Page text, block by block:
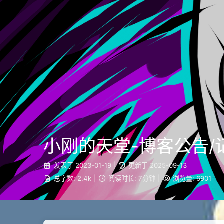
小刚的天堂-博客公告/
发表于 2023-01-19 | 更新于 2025-09-13
总字数: 2.4k 阅读时长: 7分钟 浏览量: 6901